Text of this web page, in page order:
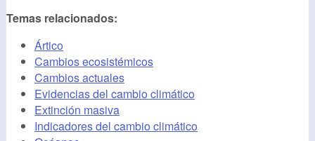
Temas relacionados:
Ártico
Cambios ecosistémicos
Cambios actuales
Evidencias del cambio climático
Extinción masiva
Indicadores del cambio climático